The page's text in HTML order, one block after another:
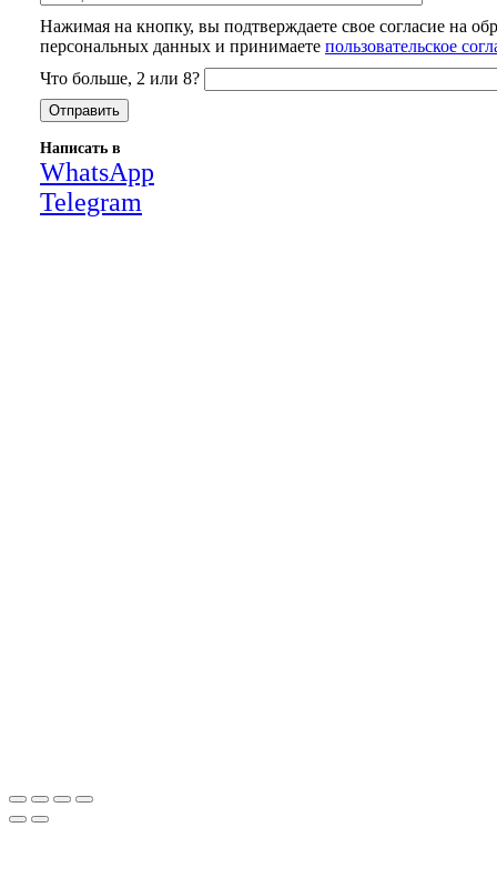
Нажимая на кнопку, вы подтверждаете свое согласие на
персональных данных и принимаете пользовательское
Что больше, 2 или 8?
Написать в
WhatsApp
Telegram